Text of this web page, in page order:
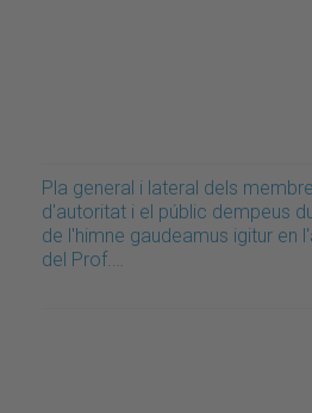
Pla general i lateral dels
d'autoritat i el públic dempeus
de l'himne gaudeamus igitur en
del Prof.…